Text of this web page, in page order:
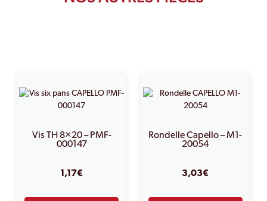
Vis TH 8×20 – PMF-
000147
1,17€
Rondelle Capello – M1-
20054
3,03€